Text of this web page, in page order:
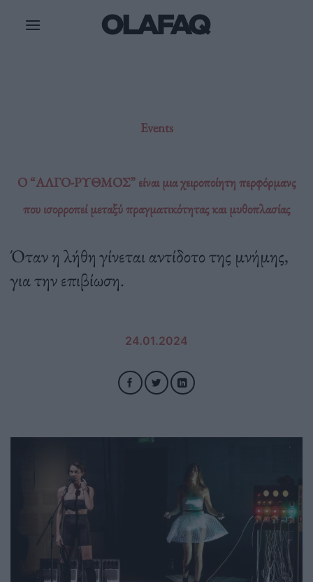
Events
O “ΑΛΓΟ-ΡΥΘΜΟΣ” είναι μια χειροποίητη περφόρμανς
που ισορροπεί μεταξύ πραγματικότητας και μυθοπλασίας
Όταν η λήθη γίνεται αντίδοτο της μνήμης,
για την επιβίωση.
24.01.2024